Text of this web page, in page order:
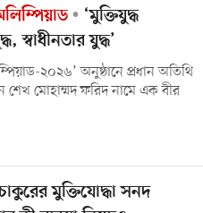
‘মুক্তিযুদ্ধ
স্বাধীনতার যুদ্ধ’
২০২৬’ অনুষ্ঠানে প্রধান অতিথি
শেখ মোহাম্মদ ফরিদ নামে এক বীর
মুক্তিযোদ্ধা সনদ